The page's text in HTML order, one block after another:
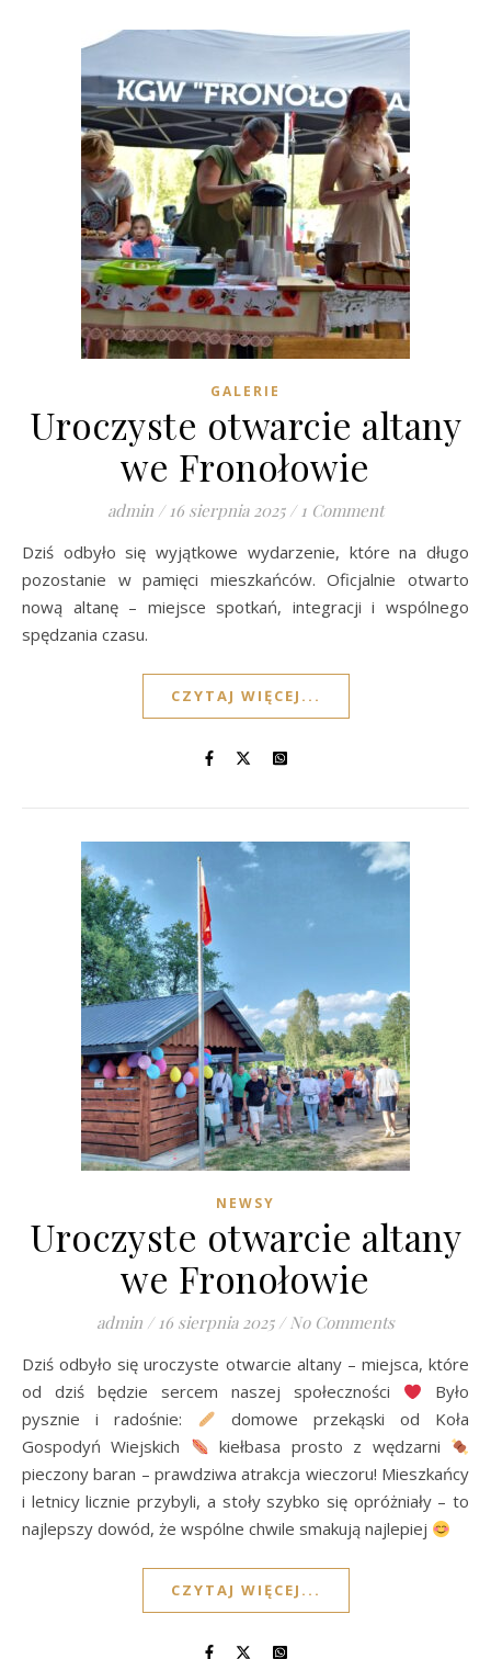
GALERIE
Uroczyste otwarcie altany
we Fronołowie
admin / 16 sierpnia 2025 / 1 Comment
Dziś odbyło się wyjątkowe wydarzenie, które na długo
pozostanie w pamięci mieszkańców. Oficjalnie otwarto
nową altanę – miejsce spotkań, integracji i wspólnego
spędzania czasu.
CZYTAJ WIĘCEJ...
NEWSY
Uroczyste otwarcie altany
we Fronołowie
admin / 16 sierpnia 2025 / No Comments
Dziś odbyło się uroczyste otwarcie altany – miejsca, które
od dziś będzie sercem naszej społeczności
Było
pysznie i radośnie:
domowe przekąski od Koła
Gospodyń Wiejskich
kiełbasa prosto z wędzarni
pieczony baran – prawdziwa atrakcja wieczoru! Mieszkańcy
i letnicy licznie przybyli, a stoły szybko się opróżniały – to
najlepszy dowód, że wspólne chwile smakują najlepiej
CZYTAJ WIĘCEJ...